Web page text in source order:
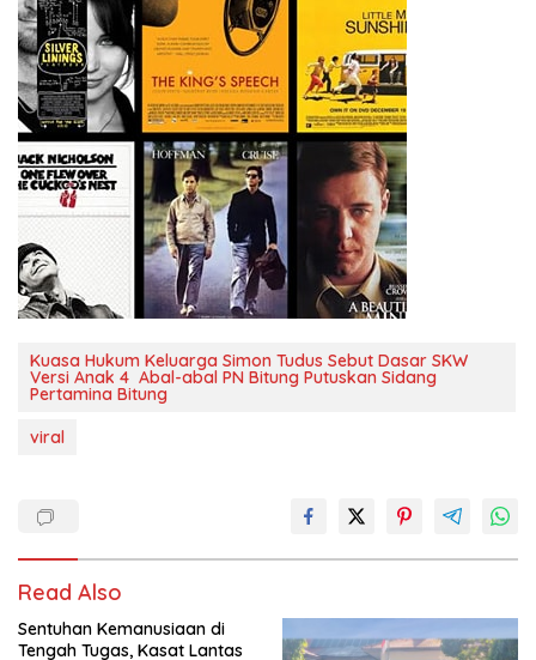
Kuasa Hukum Keluarga Simon Tudus Sebut Dasar SKW
Versi Anak 4 Abal-abal PN Bitung Putuskan Sidang
Pertamina Bitung
viral
Read Also
Sentuhan Kemanusiaan di
Tengah Tugas, Kasat Lantas